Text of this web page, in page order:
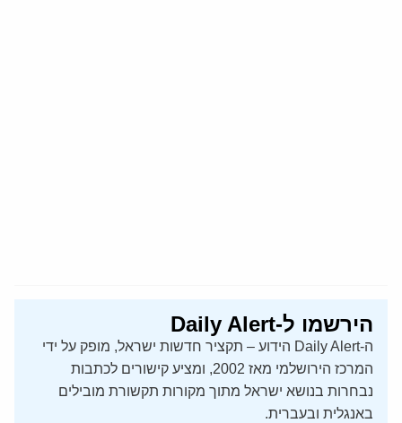
הירשמו ל-Daily Alert
ה-Daily Alert הידוע – תקציר חדשות ישראל, מופק על ידי
המרכז הירושלמי מאז 2002, ומציע קישורים לכתבות
נבחרות בנושא ישראל מתוך מקורות תקשורת מובילים
באנגלית ובעברית.